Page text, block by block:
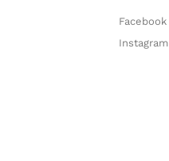
Facebook
Instagram